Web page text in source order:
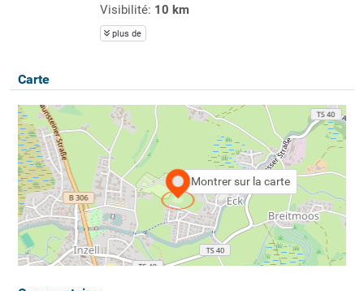
Visibilité: 10 km
plus de
Carte
Montrer sur la carte